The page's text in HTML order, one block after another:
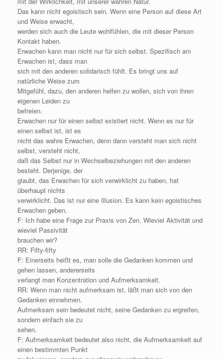
Das kann nicht egoistisch sein. Wenn eine Person auf diese Art
und Weise erwacht,
werden sich auch die Leute wohlfühlen, die mit dieser Person
Kontakt haben.
Erwachen kann man nicht nur für sich selbst. Spezifisch am
Erwachen ist, dass man
sich mit den anderen solidarisch fühlt. Es bringt uns auf
natürliche Weise zum
Mitgefühl, dazu, den anderen helfen zu wollen, sich von ihren
eigenen Leiden zu
befreien.
Erwachen nur für einen selbst existiert nicht. Wenn es nur für
einen selbst ist, ist es
nicht das wahre Erwachen, denn dann versteht man sich nicht
selbst, versteht nicht,
daß das Selbst nur in Wechselbeziehungen mit den anderen
besteht. Derjenige, der
glaubt, das Erwachen für sich verwirklicht zu haben, hat
überhaupt nichts
verwirklicht. Das ist nur eine Illusion. Es kann kein egoistisches
Erwachen geben.
F: Ich habe eine Frage zur Praxis von Zen. Wieviel Aktivität und
wieviel Passivität
brauchen wir?
RR: Fifty-fifty
F: Einerseits heißt es, man solle die Gedanken kommen und
gehen lassen, andererseits
verlangt man Konzentration und Aufmerksamkeit.
RR: Wenn man nicht aufmerksam ist, läßt man sich von den
Gedanken einnehmen.
Aufmerksam sein bedeutet nicht, seine Gedanken zu ergreifen,
sondern einfach sie zu
sehen.
F: Aufmerksamkeit bedeutet also nicht, die Aufmerksamkeit auf
einen bestimmten Punkt